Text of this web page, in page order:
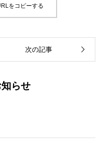
をコピーする
らせ